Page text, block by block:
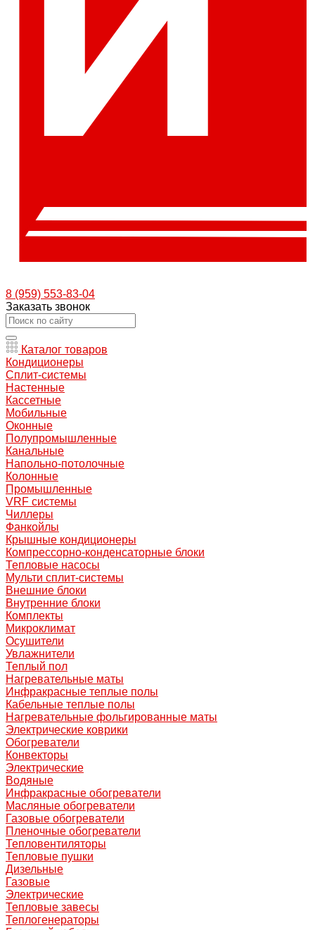
8 (959) 553-83-04
Заказать звонок
Каталог товаров
Кондиционеры
Сплит-системы
Настенные
Кассетные
Мобильные
Оконные
Полупромышленные
Канальные
Напольно-потолочные
Колонные
Промышленные
VRF системы
Чиллеры
Фанкойлы
Крышные кондиционеры
Компрессорно-конденсаторные блоки
Тепловые насосы
Мульти сплит-системы
Внешние блоки
Внутренние блоки
Комплекты
Микроклимат
Осушители
Увлажнители
Теплый пол
Нагревательные маты
Инфракрасные теплые полы
Кабельные теплые полы
Нагревательные фольгированные маты
Электрические коврики
Обогреватели
Конвекторы
Электрические
Водяные
Инфракрасные обогреватели
Масляные обогреватели
Газовые обогреватели
Пленочные обогреватели
Тепловентиляторы
Тепловые пушки
Дизельные
Газовые
Электрические
Тепловые завесы
Теплогенераторы